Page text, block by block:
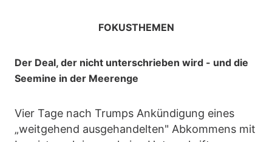
FOKUSTHEMEN
Der Deal, der nicht unterschrieben wird - und die
Seemine in der Meerenge
Vier Tage nach Trumps Ankündigung eines
„weitgehend ausgehandelten" Abkommens mit